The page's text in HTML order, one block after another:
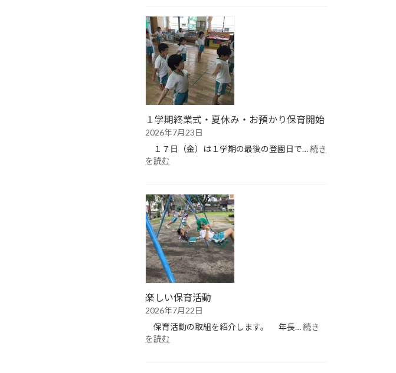
育
（１
日
目）
１学期終業式・夏休み・お預かり保育開始
2026年7月23日
１７日（金）は１学期の最後の登園日で…続き
を読む
期
終
業
式・
夏
休
み・
お
か
り
保
楽しい保育活動
2026年7月22日
保育活動の取組を紹介します。 年長…続き
を読む